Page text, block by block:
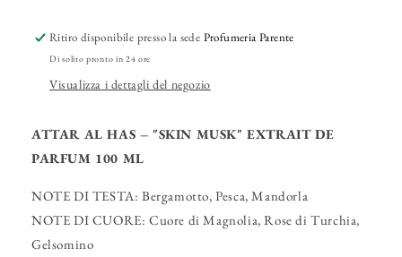
Parfum
Parfum
Ritiro disponibile presso la sede Profumeria Parente
Di solito pronto in 24 ore
Visualizza i dettagli del negozio
ATTAR AL HAS – "SKIN MUSK" EXTRAIT DE
PARFUM 100 ML
NOTE DI TESTA: Bergamotto, Pesca, Mandorla
NOTE DI CUORE: Cuore di Magnolia, Rose di Turchia,
Gelsomino